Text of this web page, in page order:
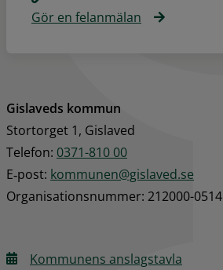
Gör en felanmälan
Gislaveds kommun
Stortorget 1, Gislaved
Telefon: 0371-810 00
E‑post: kommunen@gislaved.se
Organisationsnummer: 212000-0514
Kommunens anslagstavla